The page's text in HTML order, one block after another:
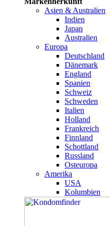
Asien & Australien
Indien
Japan
Australien
Europa
Deutschland
Dänemark
England
Spanien
Schweiz
Schweden
Italien
Holland
Frankreich
Finnland
Schottland
Russland
Osteuropa
Amerika
USA
Kolumbien